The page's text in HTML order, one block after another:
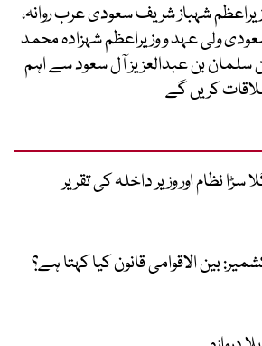
شہباز شریف سعودی عرب روانہ،
ولی عہد و وزیراعظم شہزادہ محمد
سلمان بن عبدالعزیز آل سعود سے اہم
کریں گے
سڑا نظام اور وزیر داخلہ کی تقریر
بین الاقوامی قانون کیا کہتا ہے؟